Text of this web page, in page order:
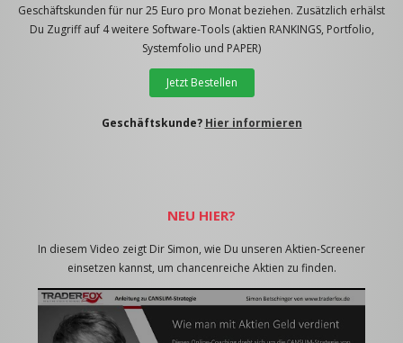
Geschäftskunden für nur 25 Euro pro Monat beziehen. Zusätzlich erhälst
Du Zugriff auf 4 weitere Software-Tools (aktien RANKINGS, Portfolio,
Systemfolio und PAPER)
Jetzt Bestellen
Geschäftskunde? Hier informieren
NEU HIER?
In diesem Video zeigt Dir Simon, wie Du unseren Aktien-Screener
einsetzen kannst, um chancenreiche Aktien zu finden.